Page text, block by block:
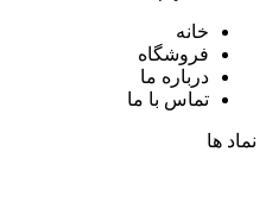
خانه
فروشگاه
درباره ما
تماس با ما
نماد ها